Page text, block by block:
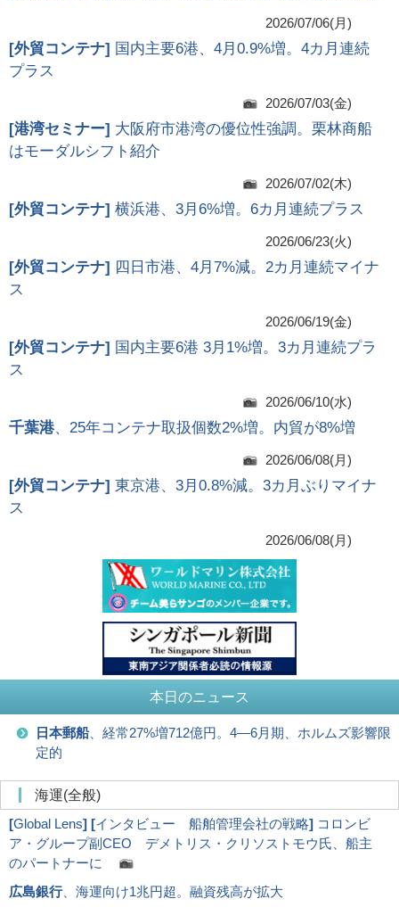
2026/07/06(月)
[外貿コンテナ] 国内主要6港、4月0.9%増。4カ月連続
プラス
2026/07/03(金)
[港湾セミナー] 大阪府市港湾の優位性強調。栗林商船
はモーダルシフト紹介
2026/07/02(木)
[外貿コンテナ] 横浜港、3月6%増。6カ月連続プラス
2026/06/23(火)
[外貿コンテナ] 四日市港、4月7%減。2カ月連続マイナ
ス
2026/06/19(金)
[外貿コンテナ] 国内主要6港 3月1%増。3カ月連続プラ
ス
2026/06/10(水)
千葉港、25年コンテナ取扱個数2%増。内貿が8%増
2026/06/08(月)
[外貿コンテナ] 東京港、3月0.8%減。3カ月ぶりマイナ
ス
2026/06/08(月)
本日のニュース
日本郵船、経常27%増712億円。4―6月期、ホルムズ影響限
定的
海運(全般)
[Global Lens] [インタビュー 船舶管理会社の戦略] コロンビ
ア・グループ副CEO デメトリス・クリソストモウ氏、船主
のパートナーに
広島銀行、海運向け1兆円超。融資残高が拡大